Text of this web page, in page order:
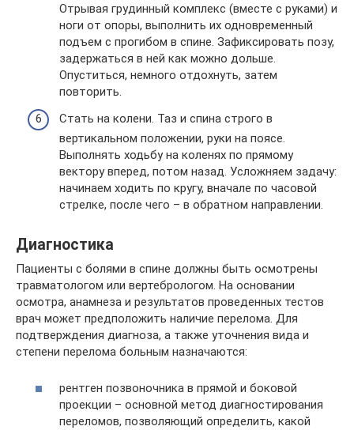
Отрывая грудинный комплекс (вместе с руками) и
ноги от опоры, выполнить их одновременный
подъем с прогибом в спине. Зафиксировать позу,
задержаться в ней как можно дольше.
Опуститься, немного отдохнуть, затем
повторить.
Стать на колени. Таз и спина строго в
вертикальном положении, руки на поясе.
Выполнять ходьбу на коленях по прямому
вектору вперед, потом назад. Усложняем задачу:
начинаем ходить по кругу, вначале по часовой
стрелке, после чего – в обратном направлении.
Диагностика
Пациенты с болями в спине должны быть осмотрены
травматологом или вертебрологом. На основании
осмотра, анамнеза и результатов проведенных тестов
врач может предположить наличие перелома. Для
подтверждения диагноза, а также уточнения вида и
степени перелома больным назначаются:
рентген позвоночника в прямой и боковой
проекции – основной метод диагностирования
переломов, позволяющий определить, какой